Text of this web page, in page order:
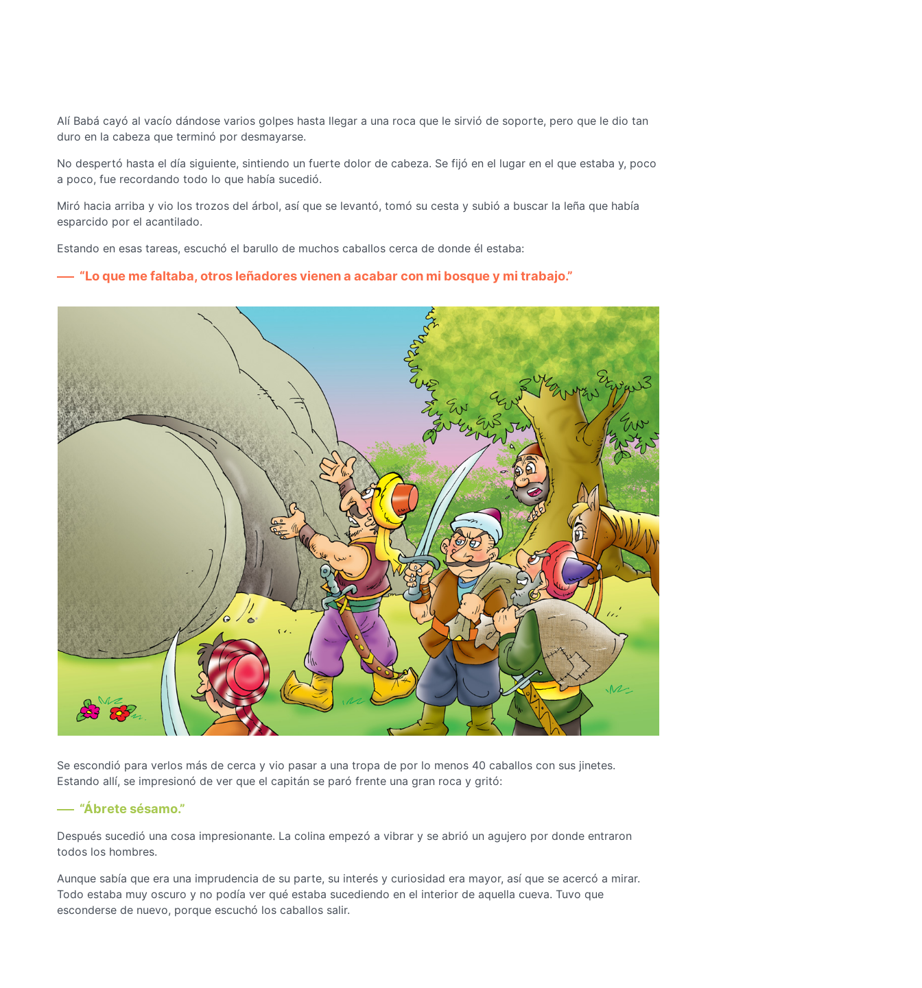
Alí Babá cayó al vacío dándose varios golpes hasta llegar a una roca que le sirvió de soporte, pero que le dio tan
duro en la cabeza que terminó por desmayarse.
No despertó hasta el día siguiente, sintiendo un fuerte dolor de cabeza. Se fijó en el lugar en el que estaba y, poco
a poco, fue recordando todo lo que había sucedió.
Miró hacia arriba y vio los trozos del árbol, así que se levantó, tomó su cesta y subió a buscar la leña que había
esparcido por el acantilado.
Estando en esas tareas, escuchó el barullo de muchos caballos cerca de donde él estaba:
“Lo que me faltaba, otros leñadores vienen a acabar con mi bosque y mi trabajo.”
Se escondió para verlos más de cerca y vio pasar a una tropa de por lo menos 40 caballos con sus jinetes.
Estando allí, se impresionó de ver que el capitán se paró frente una gran roca y gritó:
“Ábrete sésamo.”
Después sucedió una cosa impresionante. La colina empezó a vibrar y se abrió un agujero por donde entraron
todos los hombres.
Aunque sabía que era una imprudencia de su parte, su interés y curiosidad era mayor, así que se acercó a mirar.
Todo estaba muy oscuro y no podía ver qué estaba sucediendo en el interior de aquella cueva. Tuvo que
esconderse de nuevo, porque escuchó los caballos salir.